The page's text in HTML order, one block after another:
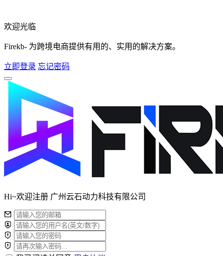
欢迎光临
Firekb- 为跨境电商提供有用的、实用的解决方案。
立即登录 忘记密码
Hi~欢迎注册 广州云石动力科技有限公司